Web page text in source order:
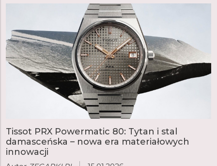
Tissot każdy znajdzie idealny zegarek dla siebie.
Tissot PRX Powermatic 80: Tytan i stal
damasceńska – nowa era materiałowych
innowacji